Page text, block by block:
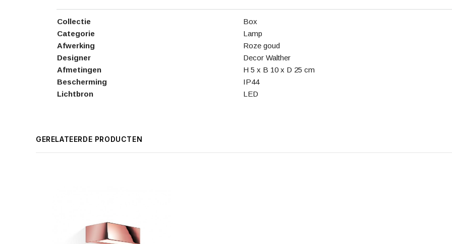
Collectie
Box
Categorie
Lamp
Afwerking
Roze goud
Designer
Decor Walther
Afmetingen
H 5 x B 10 x D 25 cm
Bescherming
IP44
Lichtbron
LED
GERELATEERDE PRODUCTEN